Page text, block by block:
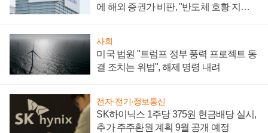
에 해외 증권가 비판, "반도체 호황 지속
사회
미국 법원 "트럼프 정부 풍력 프로젝트 동
결 조치는 위법", 해제 명령 내려
전자·전기·정보통신
SK하이닉스 1주당 375원 현금배당 실시,
추가 주주환원 계획 9월 공개 예정